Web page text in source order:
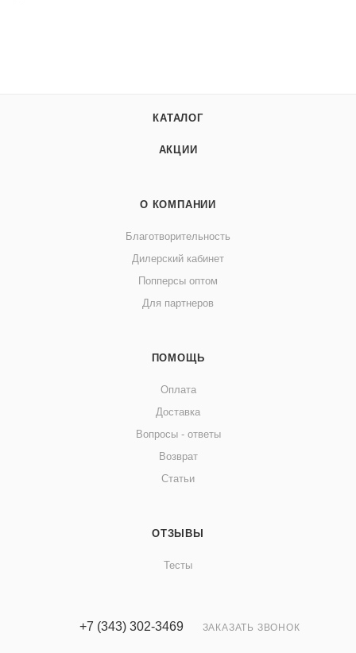
КАТАЛОГ
АКЦИИ
О КОМПАНИИ
Благотворительность
Дилерский кабинет
Попперсы оптом
Для партнеров
ПОМОЩЬ
Оплата
Доставка
Вопросы - ответы
Возврат
Статьи
ОТЗЫВЫ
Тесты
+7 (343) 302-3469 ЗАКАЗАТЬ ЗВОНОК